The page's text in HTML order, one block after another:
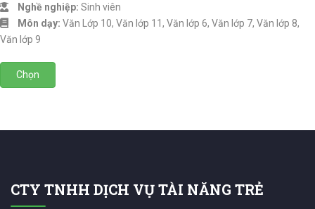
Nghề nghiệp: Sinh viên
Môn dạy: Văn Lớp 10, Văn lớp 11, Văn lớp 6, Văn lớp 7, Văn lớp 8,
Văn lớp 9
Chọn
CTY TNHH DỊCH VỤ TÀI NĂNG TRẺ